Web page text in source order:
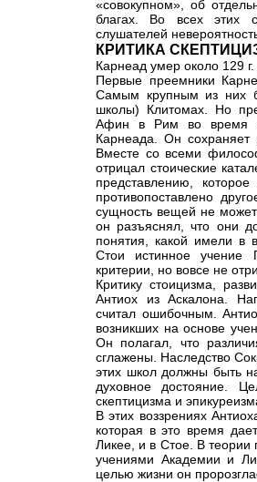
«совокупном», об
благах. Во всех этих
слушателей
КРИТИКА
Карнеад умер около 129 г.
Первые преемники
Самым крупным из них
школы) Клитомах. Но
Афин в Рим во время
Карнеада. Он сохраняет
Вместе со всеми
отрицал стоические
представлению,
противопоставлено
сущность вещей не
он разъяснял, что они
понятия, какой имели в
Стои истинное учение
критерии, но вовсе не
Критику стоицизма,
Антиох из Аскалона.
считал ошибочным.
возникших на основе
Он полагал, что
сглажены. Наследство
этих школ должны быть
духовное достояние.
скептицизма и
В этих воззрениях
которая в это время
Ликее, и в Стое. В теории
учениями Академии и
целью жизни он